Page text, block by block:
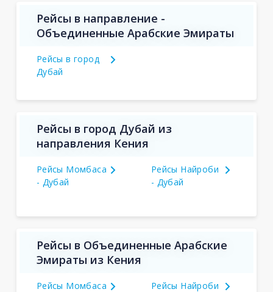
Рейсы в направление -
Объединенные Арабские Эмираты
Рейсы в город
Дубай
Рейсы в город Дубай из
направления Кения
Рейсы Момбаса
- Дубай
Рейсы Найроби
- Дубай
Рейсы в Объединенные Арабские
Эмираты из Кения
Рейсы Момбаса
Рейсы Найроби